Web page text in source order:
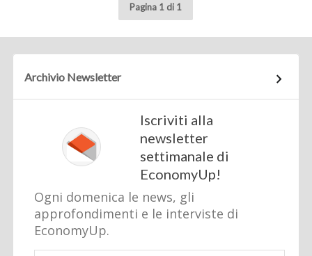
Pagina 1 di 1
Archivio Newsletter
Iscriviti alla
newsletter
settimanale di
EconomyUp!
Ogni domenica le news, gli
approfondimenti e le interviste di
EconomyUp.